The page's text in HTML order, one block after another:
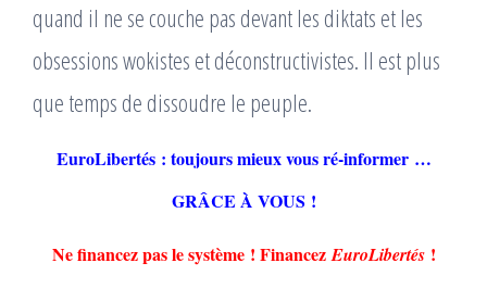
quand il ne se couche pas devant les diktats et les
obsessions wokistes et déconstructivistes. Il est plus
que temps de dissoudre le peuple.
EuroLibertés : toujours mieux vous ré-informer …
GRÂCE À VOUS !
Ne financez pas le système ! FinancezEuroLibertés !